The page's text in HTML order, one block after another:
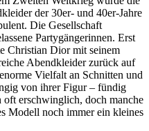
der 30er- und 40er-Jahre
Die Gesellschaft
Partygängerinnen. Erst
Christian Dior mit seinem
Abendkleider zurück auf
Vielfalt an Schnitten und
von ihrer Figur – fündig
erschwinglich, doch manche
Modell noch immer ein kleines